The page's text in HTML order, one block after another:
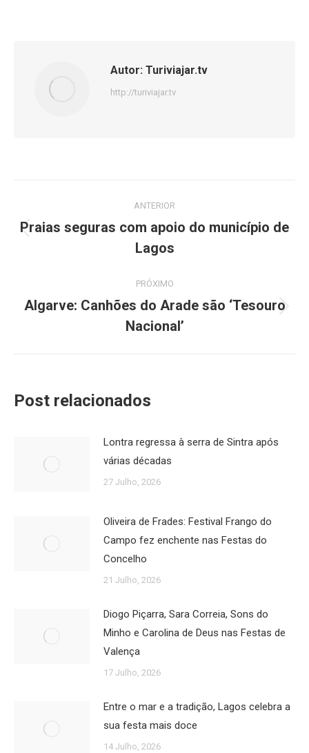
Autor: Turiviajar.tv
http://turiviajar.tv
de
ANTERIOR
Post
anterior:
Praias seguras com apoio do município de
Lagos
PRÓXIMO
Próximo
post:
Algarve: Canhões do Arade são ‘Tesouro
Nacional’
Post relacionados
Lontra regressa à serra de Sintra após
várias décadas
27 Julho, 2026
Oliveira de Frades: Festival Frango do
Campo fez enchente nas Festas do
Concelho
21 Julho, 2026
Diogo Piçarra, Sara Correia, Sons do
Minho e Carolina de Deus nas Festas de
Valença
17 Julho, 2026
Entre o mar e a tradição, Lagos celebra a
sua festa mais doce
14 Julho, 2026